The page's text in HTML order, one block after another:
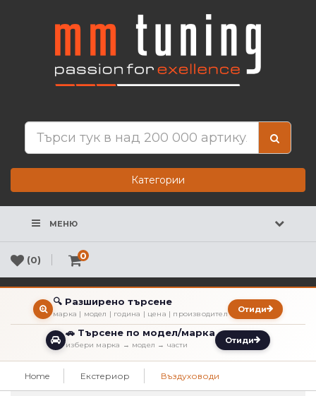
Категории
МЕНЮ
(0) 0
🔍 Разширено търсене
марка | модел | година | цена | производител Отиди
🚗 Търсене по модел/марка
избери марка → модел → части Отиди
Home Екстериор Въздуховоди